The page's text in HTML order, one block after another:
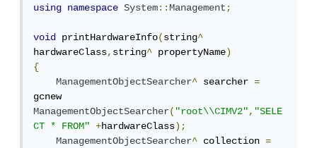
using
namespace System::Management;
void printHardwareInfo(string^
hardwareClass,string^ propertyName)
{
ManagementObjectSearcher^ searcher =
ManagementObjectSearcher("root\\CIMV2","SELE
CT * FROM"
+hardwareClass);
ManagementObjectSearcher^ collection =